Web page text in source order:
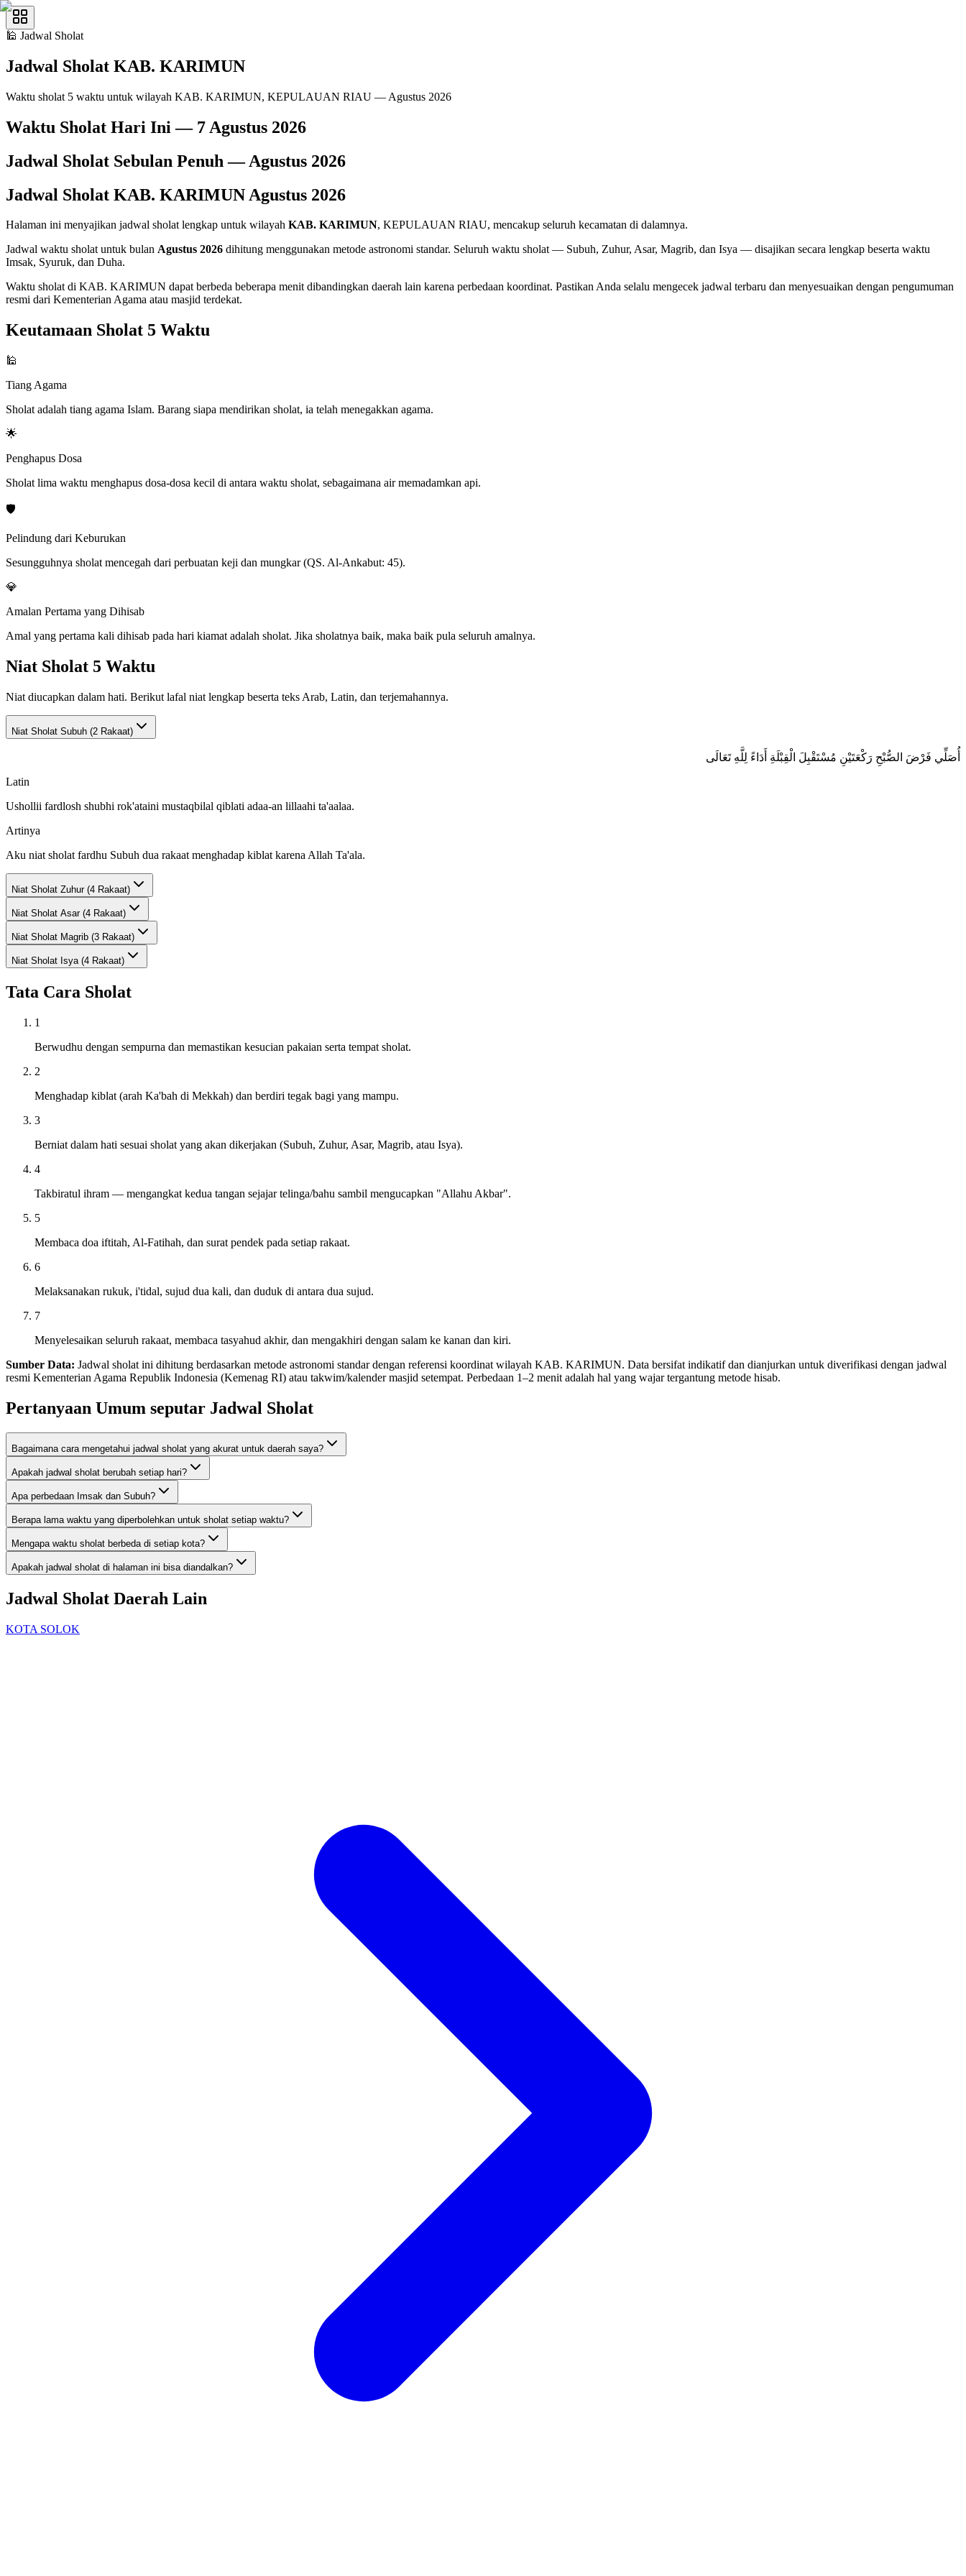
🕌 Jadwal Sholat
Jadwal Sholat KAB. KARIMUN
Waktu sholat 5 waktu untuk wilayah KAB. KARIMUN, KEPULAUAN RIAU — Agustus 2026
Waktu Sholat Hari Ini — 7 Agustus 2026
Jadwal Sholat Sebulan Penuh — Agustus 2026
Jadwal Sholat KAB. KARIMUN Agustus 2026
Halaman ini menyajikan jadwal sholat lengkap untuk wilayah KAB. KARIMUN, KEPULAUAN RIAU, mencakup seluruh kecamatan di dalamnya.
Jadwal waktu sholat untuk bulan Agustus 2026 dihitung menggunakan metode astronomi standar. Seluruh waktu sholat — Subuh, Zuhur, Asar, Magrib, dan Isya — disajikan secara lengkap beserta waktu
Imsak, Syuruk, dan Duha.
Waktu sholat di KAB. KARIMUN dapat berbeda beberapa menit dibandingkan daerah lain karena perbedaan koordinat. Pastikan Anda selalu mengecek jadwal terbaru dan menyesuaikan dengan pengumuman
resmi dari Kementerian Agama atau masjid terdekat.
Keutamaan Sholat 5 Waktu
🕌
Tiang Agama
Sholat adalah tiang agama Islam. Barang siapa mendirikan sholat, ia telah menegakkan agama.
🌟
Penghapus Dosa
Sholat lima waktu menghapus dosa-dosa kecil di antara waktu sholat, sebagaimana air memadamkan api.
🛡️
Pelindung dari Keburukan
Sesungguhnya sholat mencegah dari perbuatan keji dan mungkar (QS. Al-Ankabut: 45).
💎
Amalan Pertama yang Dihisab
Amal yang pertama kali dihisab pada hari kiamat adalah sholat. Jika sholatnya baik, maka baik pula seluruh amalnya.
Niat Sholat 5 Waktu
Niat diucapkan dalam hati. Berikut lafal niat lengkap beserta teks Arab, Latin, dan terjemahannya.
Niat Sholat Subuh (2 Rakaat)
أُصَلِّي فَرْضَ الصُّبْحِ رَكْعَتَيْنِ مُسْتَقْبِلَ الْقِبْلَةِ أَدَاءً لِلَّهِ تَعَالَى
Latin
Ushollii fardlosh shubhi rok'ataini mustaqbilal qiblati adaa-an lillaahi ta'aalaa.
Artinya
Aku niat sholat fardhu Subuh dua rakaat menghadap kiblat karena Allah Ta'ala.
Niat Sholat Zuhur (4 Rakaat)
Niat Sholat Asar (4 Rakaat)
Niat Sholat Magrib (3 Rakaat)
Niat Sholat Isya (4 Rakaat)
Tata Cara Sholat
1
Berwudhu dengan sempurna dan memastikan kesucian pakaian serta tempat sholat.
2
Menghadap kiblat (arah Ka'bah di Mekkah) dan berdiri tegak bagi yang mampu.
3
Berniat dalam hati sesuai sholat yang akan dikerjakan (Subuh, Zuhur, Asar, Magrib, atau Isya).
4
Takbiratul ihram — mengangkat kedua tangan sejajar telinga/bahu sambil mengucapkan "Allahu Akbar".
5
Membaca doa iftitah, Al-Fatihah, dan surat pendek pada setiap rakaat.
6
Melaksanakan rukuk, i'tidal, sujud dua kali, dan duduk di antara dua sujud.
7
Menyelesaikan seluruh rakaat, membaca tasyahud akhir, dan mengakhiri dengan salam ke kanan dan kiri.
Sumber Data: Jadwal sholat ini dihitung berdasarkan metode astronomi standar dengan referensi koordinat wilayah KAB. KARIMUN. Data bersifat indikatif dan dianjurkan untuk diverifikasi dengan jadwal
resmi Kementerian Agama Republik Indonesia (Kemenag RI) atau takwim/kalender masjid setempat. Perbedaan 1–2 menit adalah hal yang wajar tergantung metode hisab.
Pertanyaan Umum seputar Jadwal Sholat
Bagaimana cara mengetahui jadwal sholat yang akurat untuk daerah saya?
Apakah jadwal sholat berubah setiap hari?
Apa perbedaan Imsak dan Subuh?
Berapa lama waktu yang diperbolehkan untuk sholat setiap waktu?
Mengapa waktu sholat berbeda di setiap kota?
Apakah jadwal sholat di halaman ini bisa diandalkan?
Jadwal Sholat Daerah Lain
KOTA SOLOK